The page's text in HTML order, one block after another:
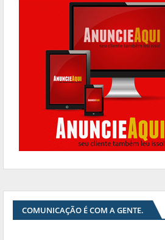
COMUNICAÇÃO É COM A GENTE.